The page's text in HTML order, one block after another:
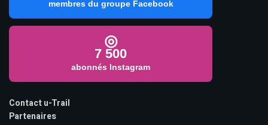
membres du groupe Facebook
◎
7 500
abonnés Instagram
Contact u-Trail
Partenaires